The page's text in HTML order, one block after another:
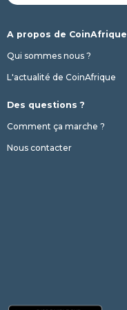
A propos de CoinAfrique
Qui sommes nous ?
L'actualité de CoinAfrique
Des questions ?
Comment ça marche ?
Nous contacter